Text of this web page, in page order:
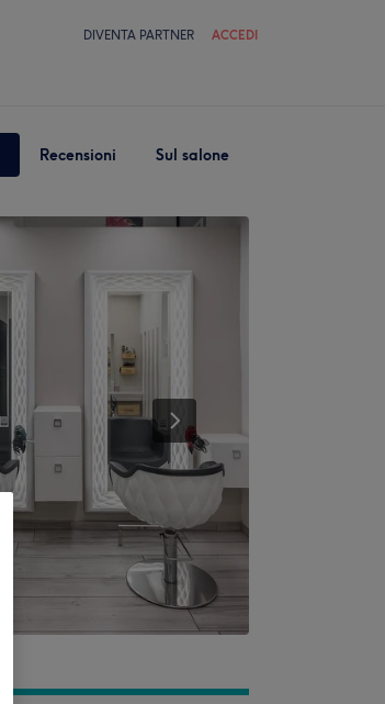
DIVENTA PARTNER ACCEDI
Recensioni Sul salone